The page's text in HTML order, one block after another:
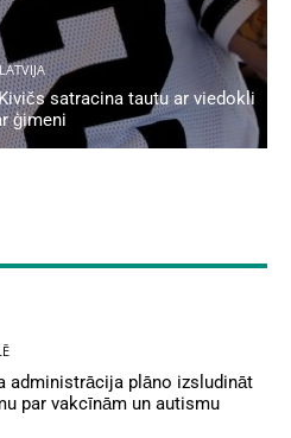
LATVIJA
satracina tautu ar viedokli
ģimeni
administrācija plāno izsludināt
par vakcīnām un autismu